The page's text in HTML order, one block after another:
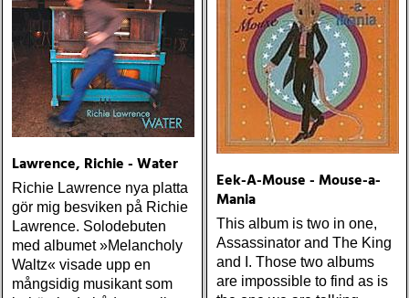
Lawrence, Richie - Water
Richie Lawrence nya platta
gör mig besviken på Richie
Lawrence. Solodebuten
med albumet »Melancholy
Waltz« visade upp en
mångsidig musikant som
Eek-A-Mouse - Mouse-a-
Mania
This album is two in one,
Assassinator and The King
and I. Those two albums
are impossible to find as is